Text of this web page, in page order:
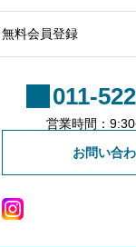
無料会員登録
不動産会社様専用登録
011-
営業時間：
お問い合